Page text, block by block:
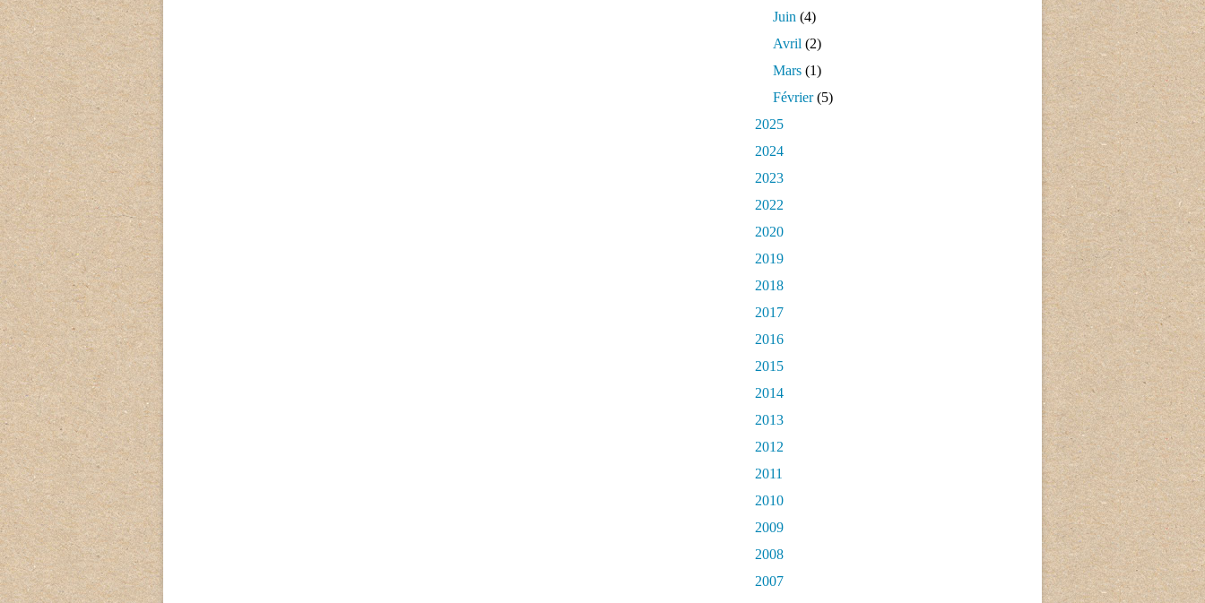
Juin (4)
Avril (2)
Mars (1)
Février(5)
2025
2024
2023
2022
2020
2019
2018
2017
2016
2015
2014
2013
2012
2011
2010
2009
2008
2007